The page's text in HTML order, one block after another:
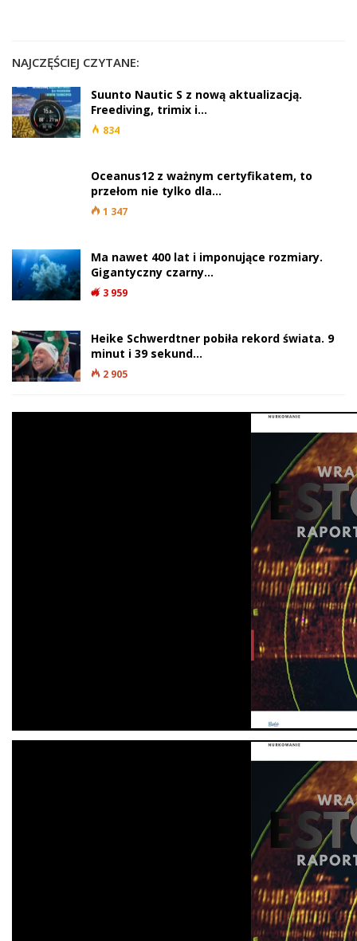
NAJCZĘŚCIEJ CZYTANE:
Suunto Nautic S z nową aktualizacją.
Freediving, trimix i…
834
Oceanus12 z ważnym certyfikatem, to
przełom nie tylko dla…
1 347
Ma nawet 400 lat i imponujące rozmiary.
Gigantyczny czarny…
3 959
Heike Schwerdtner pobiła rekord świata. 9
minut i 39 sekund…
2 905